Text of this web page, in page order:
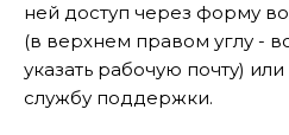
ней доступ через форму
(в верхнем правом углу -
указать рабочую почту)
службу поддержки.